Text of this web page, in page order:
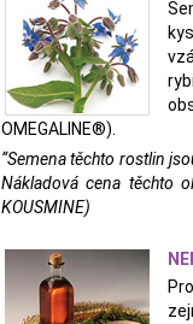
OMEGALINE®).
“Semena těchto rostlin
Nákladová cena těchto
KOUSMINE)